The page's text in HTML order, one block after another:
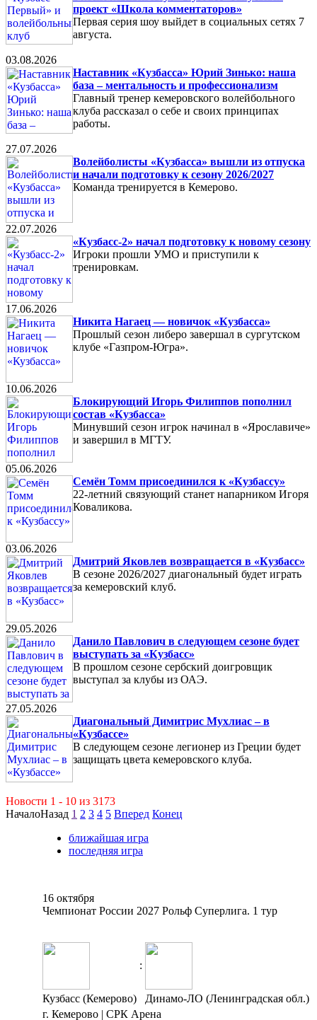
проект «Школа комментаторов»
Первая серия шоу выйдет в социальных сетях 7
августа.
03.08.2026
Наставник «Кузбасса» Юрий Зинько: наша
база – ментальность и профессионализм
Главный тренер кемеровского волейбольного
клуба рассказал о себе и своих принципах
работы.
27.07.2026
Волейболисты «Кузбасса» вышли из отпуска
и начали подготовку к сезону 2026/2027
Команда тренируется в Кемерово.
22.07.2026
«Кузбасс-2» начал подготовку к новому сезону
Игроки прошли УМО и приступили к
тренировкам.
17.06.2026
Никита Нагаец — новичок «Кузбасса»
Прошлый сезон либеро завершал в сургутском
клубе «Газпром-Югра».
10.06.2026
Блокирующий Игорь Филиппов пополнил
состав «Кузбасса»
Минувший сезон игрок начинал в «Ярославиче»
и завершил в МГТУ.
05.06.2026
Семён Томм присоединился к «Кузбассу»
22-летний связующий станет напарником Игоря
Коваликова.
03.06.2026
Дмитрий Яковлев возвращается в «Кузбасс»
В сезоне 2026/2027 диагональный будет играть
за кемеровский клуб.
29.05.2026
Данило Павлович в следующем сезоне будет
выступать за «Кузбасс»
В прошлом сезоне сербский доигровщик
выступал за клубы из ОАЭ.
27.05.2026
Диагональный Димитрис Мухлиас – в
«Кузбассе»
В следующем сезоне легионер из Греции будет
защищать цвета кемеровского клуба.
Новости 1 - 10 из 3173
НачалоНазад 1 2 3 4 5 Вперед Конец
ближайшая игра
последняя игра
16 октября
Чемпионат России 2027 Рольф Суперлига. 1 тур
:
Кузбасс (Кемерово)
Динамо-ЛО (Ленинградская обл.)
г. Кемерово | СРК Арена